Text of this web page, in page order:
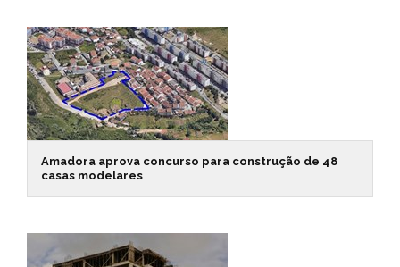
Amadora aprova concurso para construção de 48
casas modelares